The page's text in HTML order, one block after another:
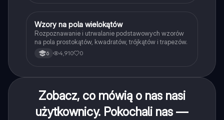
WMatematyka
Wzory na pola wielokątów
Rozpoznawanie i utrwalanie podstawowych wzorów
na pola prostokątów, kwadratów, trójkątów i trapezów.
6 4,910 0
Zobacz, co mówią o nas nasi
użytkownicy. Pokochali nas —